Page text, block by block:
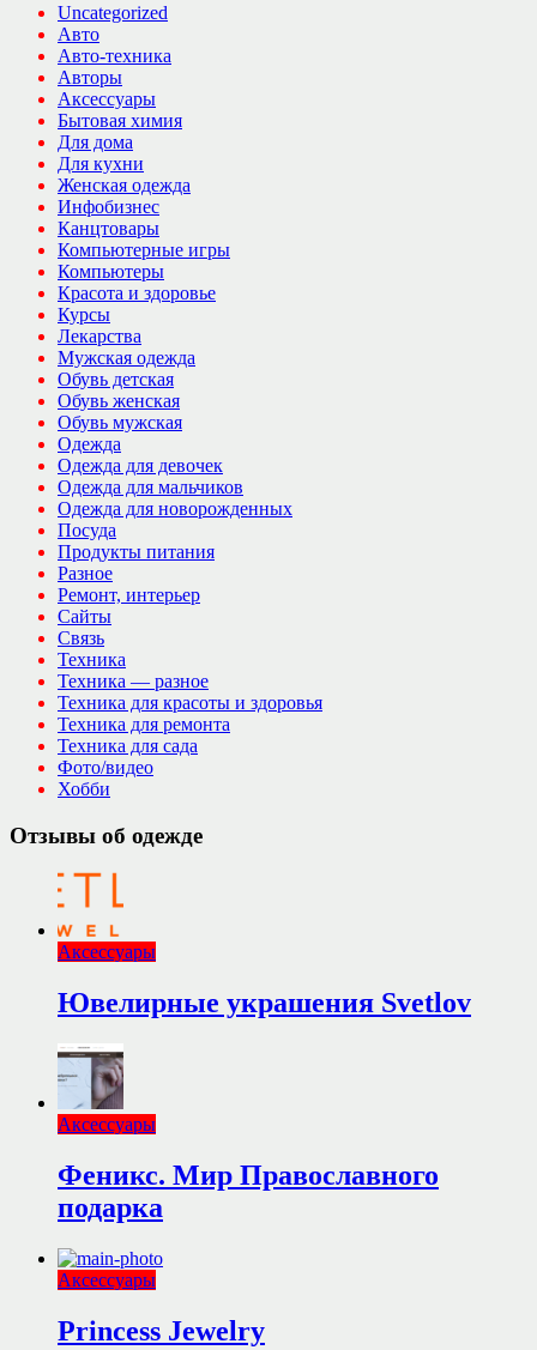
Uncategorized
Авто
Авто-техника
Авторы
Аксессуары
Бытовая химия
Для дома
Для кухни
Женская одежда
Инфобизнес
Канцтовары
Компьютерные игры
Компьютеры
Красота и здоровье
Курсы
Лекарства
Мужская одежда
Обувь детская
Обувь женская
Обувь мужская
Одежда
Одежда для девочек
Одежда для мальчиков
Одежда для новорожденных
Посуда
Продукты питания
Разное
Ремонт, интерьер
Сайты
Связь
Техника
Техника — разное
Техника для красоты и здоровья
Техника для ремонта
Техника для сада
Фото/видео
Хобби
Отзывы об одежде
Аксессуары
Ювелирные украшения Svetlov
Аксессуары
Феникс. Мир Православного
подарка
Аксессуары
Princess Jewelry